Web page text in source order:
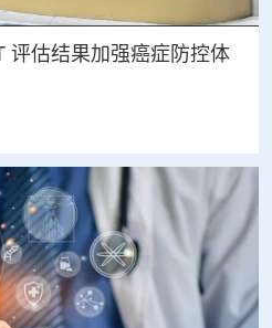
评估结果加强癌症防控体